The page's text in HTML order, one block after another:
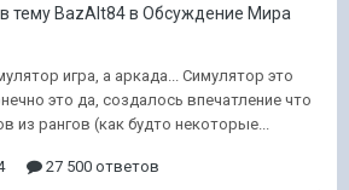
тему BazAlt84 в Обсуждение Мира
игра, а аркада... Симулятор это
это да, создалось впечатление что
из рангов (как будто некоторые...
27 500 ответов